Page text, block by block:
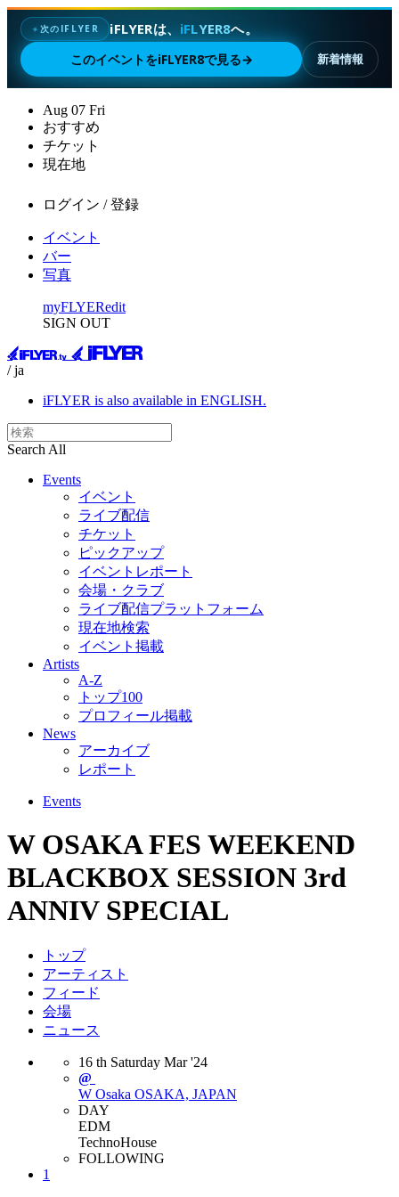
✦ 次のIFLYER iFLYERは、 iFLYER8へ。
このイベントをiFLYER8で見る→ 新着情報
Aug 07 Fri
おすすめ
チケット
現在地
ログイン / 登録
イベント
バー
写真
myFLYERedit
SIGN OUT
/ ja
iFLYER is also available in ENGLISH.
Search All
Events
イベント
ライブ配信
チケット
ピックアップ
イベントレポート
会場・クラブ
ライブ配信プラットフォーム
現在地検索
イベント掲載
Artists
A-Z
トップ100
プロフィール掲載
News
アーカイブ
レポート
Events
W OSAKA FES WEEKEND
BLACKBOX SESSION 3rd
ANNIV SPECIAL
トップ
アーティスト
フィード
会場
ニュース
16 th Saturday Mar '24
@
W Osaka OSAKA, JAPAN
DAY
EDM
TechnoHouse
FOLLOWING
1